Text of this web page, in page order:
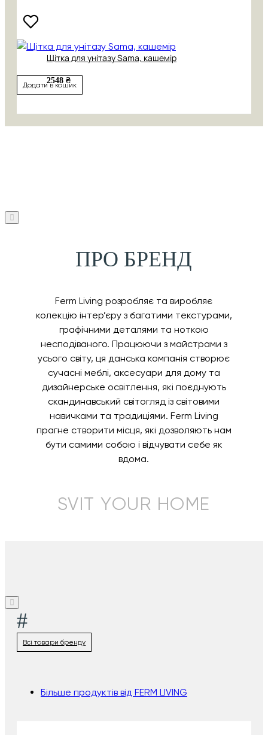
Щітка для унітазу Sama, кашемір
2548 ₴
Додати в кошик
ПРО БРЕНД
Ferm Living розробляє та виробляє
колекцію інтер’єру з багатими текстурами,
графічними деталями та ноткою
несподіваного. Працюючи з майстрами з
усього світу, ця данська компанія створює
сучасні меблі, аксесуари для дому та
дизайнерське освітлення, які поєднують
скандинавський світогляд із світовими
навичками та традиціями. Ferm Living
прагне створити місця, які дозволяють нам
бути самими собою і відчувати себе як
вдома.
SVIT YOUR HOME
#
Всі товари бренду
Більше продуктів від FERM LIVING